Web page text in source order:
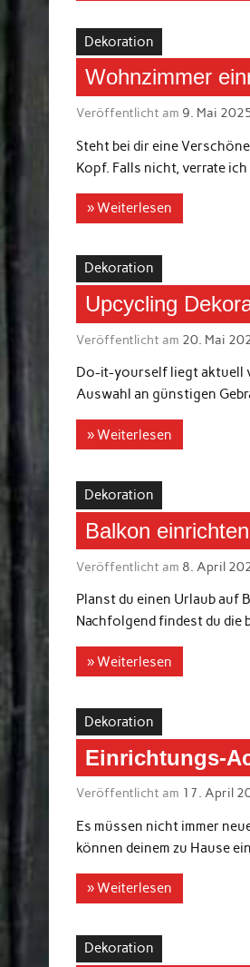
Dekoration
Wohnzimmer
Veröffentlicht am 9. Mai
Steht bei dir eine
Kopf. Falls nicht, verrate
» Weiterlesen
Dekoration
Upcycling
Veröffentlicht am 20. Mai
Do-it-yourself liegt aktuell
Auswahl an günstigen
» Weiterlesen
Dekoration
Balkon
Veröffentlicht am 8. April
Planst du einen Urlaub auf
Nachfolgend findest du
» Weiterlesen
Dekoration
Einrichtungs-
Veröffentlicht am 17. April
Es müssen nicht immer
können deinem zu Hause
» Weiterlesen
Dekoration